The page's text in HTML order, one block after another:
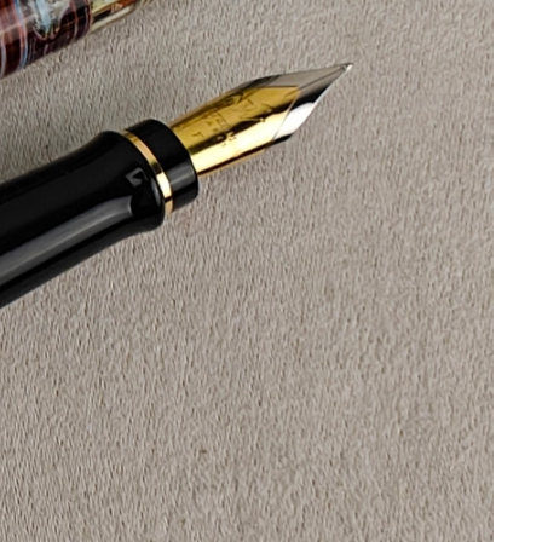
энергетику
юристу